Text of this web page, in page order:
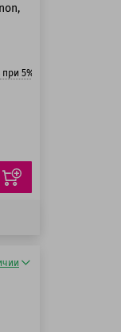
5% заполнении